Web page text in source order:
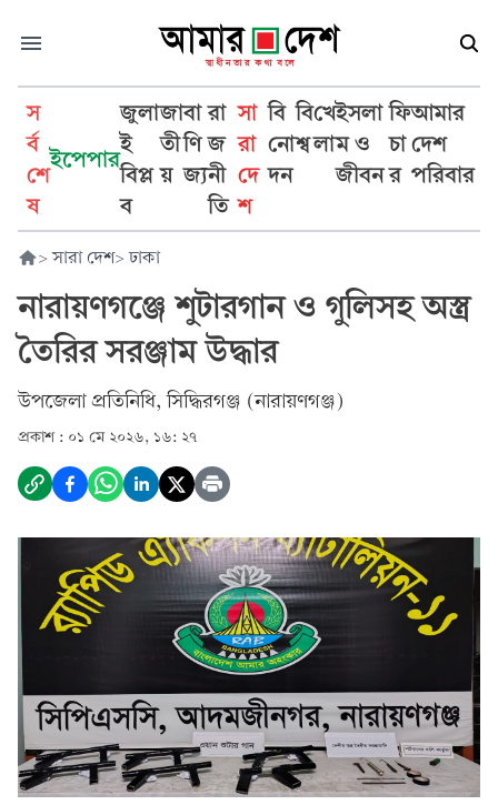
স
র্ব
শে
ষ
ইপেপার
জুলা
ই
বিপ্ল
ব
জা
তী
য়
বা
ণি
জ্য
রা
জ
নী
তি
সা
রা
দে
শ
বি
নো
দন
বি
শ্ব
খে
লা
ইসলা
ম ও
জীবন
ফি
চা
র
আমার
দেশ
পরিবার
> সারা দেশ> ঢাকা
নারায়ণগঞ্জে শুটারগান ও গুলিসহ অস্ত্র
তৈরির সরঞ্জাম উদ্ধার
উপজেলা প্রতিনিধি, সিদ্ধিরগঞ্জ (নারায়ণগঞ্জ)
প্রকাশ : ০১ মে ২০২৬, ১৬: ২৭